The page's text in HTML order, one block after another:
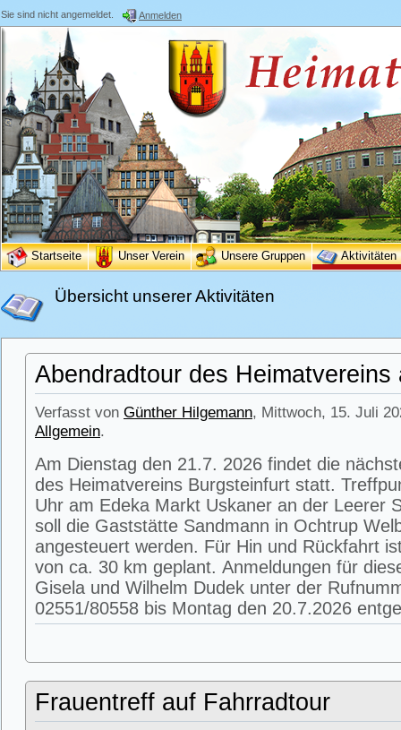
Sie sind nicht angemeldet. Anmelden
Startseite Unser Verein Unsere Gruppen Aktivitäten
Übersicht unserer Aktivitäten
Abendradtour des Heimatvereins
Verfasst von Günther Hilgemann, Mittwoch, 15. Juli
Allgemein.
Am Dienstag den 21.7. 2026 findet die
des Heimatvereins Burgsteinfurt statt.
Uhr am Edeka Markt Uskaner an der Leerer
soll die Gaststätte Sandmann in Ochtrup
angesteuert werden. Für Hin und Rückfahrt
von ca. 30 km geplant. Anmeldungen für
Gisela und Wilhelm Dudek unter der
02551/80558 bis Montag den 20.7.2026
Frauentreff auf Fahrradtour